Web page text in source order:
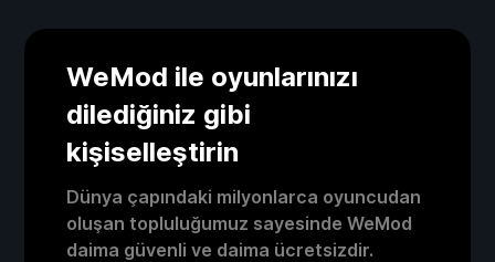
WeMod ile oyunlarınızı
dilediğiniz gibi
kişiselleştirin
Dünya çapındaki milyonlarca oyuncudan
oluşan topluluğumuz sayesinde WeMod
daima güvenli ve daima ücretsizdir.